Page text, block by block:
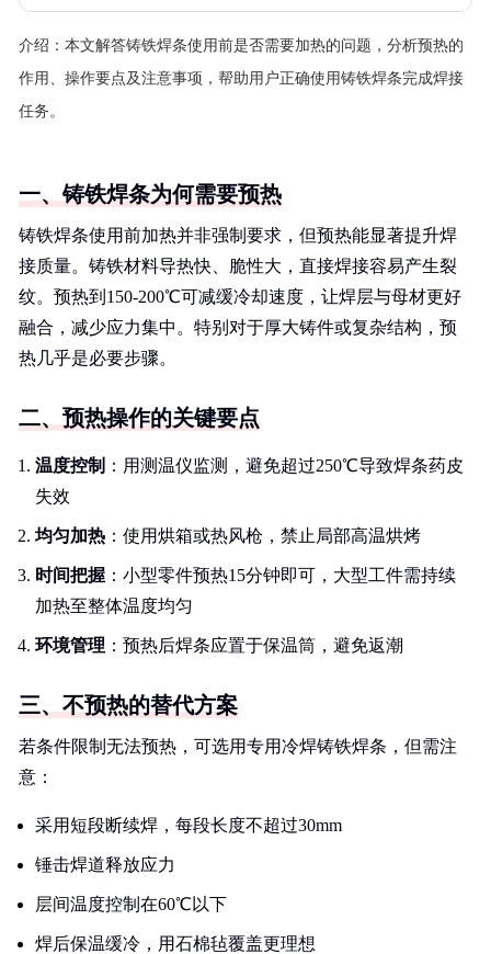
介绍： 本文解答铸铁焊条使用前是否需要加热的问题，分析预热的
作用、操作要点及注意事项，帮助用户正确使用铸铁焊条完成焊接
任务。
一、铸铁焊条为何需要预热
铸铁焊条使用前加热并非强制要求，但预热能显著提升焊
接质量。铸铁材料导热快、脆性大，直接焊接容易产生裂
纹。预热到150-200℃可减缓冷却速度，让焊层与母材更好
融合，减少应力集中。特别对于厚大铸件或复杂结构，预
热几乎是必要步骤。
二、预热操作的关键要点
温度控制 ：用测温仪监测，避免超过250℃导致焊条药皮
失效
均匀加热 ：使用烘箱或热风枪，禁止局部高温烘烤
时间把握 ：小型零件预热15分钟即可，大型工件需持续
加热至整体温度均匀
环境管理 ：预热后焊条应置于保温筒，避免返潮
三、不预热的替代方案
若条件限制无法预热，可选用专用冷焊铸铁焊条，但需注
意：
采用短段断续焊，每段长度不超过30mm
锤击焊道释放应力
层间温度控制在60℃以下
焊后保温缓冷，用石棉毡覆盖更理想